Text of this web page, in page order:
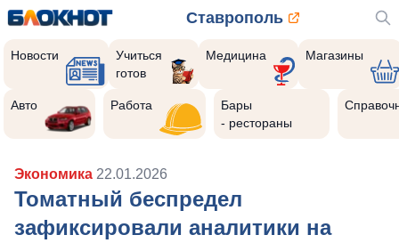
Ставрополь
Новости
Учиться
готов
Медицина Магазины
Авто Работа
Бары
- рестораны
Экономика 22.01.2026
Томатный беспредел
зафиксировали аналитики на